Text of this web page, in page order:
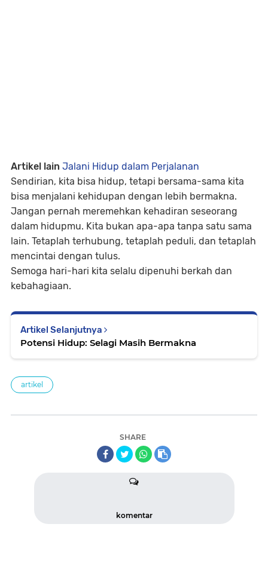
Artikel lain Jalani Hidup dalam Perjalanan
Sendirian, kita bisa hidup, tetapi bersama-sama kita
bisa menjalani kehidupan dengan lebih bermakna.
Jangan pernah meremehkan kehadiran seseorang
dalam hidupmu. Kita bukan apa-apa tanpa satu sama
lain. Tetaplah terhubung, tetaplah peduli, dan tetaplah
mencintai dengan tulus.
Semoga hari-hari kita selalu dipenuhi berkah dan
kebahagiaan.
Artikel Selanjutnya
Potensi Hidup: Selagi Masih Bermakna
artikel
SHARE
komentar